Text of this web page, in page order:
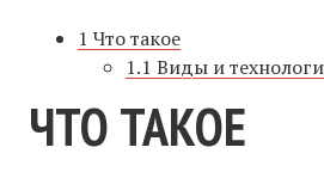
1 Что такое
1.1 Виды и
ЧТО ТАКОЕ